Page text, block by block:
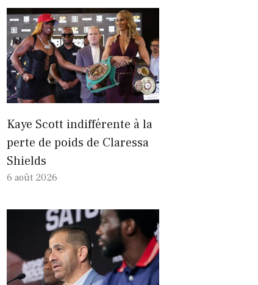
Kaye Scott indifférente à la
perte de poids de Claressa
Shields
6 août 2026